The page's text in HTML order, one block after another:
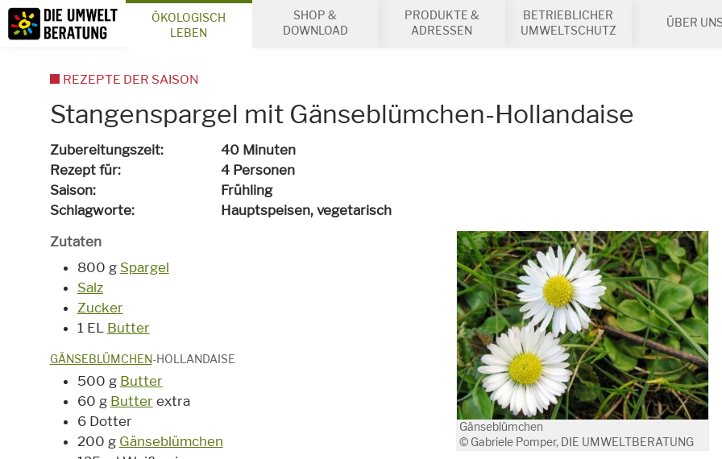
Inhalt
Suche
ÖKOLOGISCH
LEBEN
SHOP &
DOWNLOAD
PRODUKTE &
ADRESSEN
BETRIEBLICHER
UMWELTSCHUTZ
ÜBER
Stangenspargel mit Gänseblümchen-Hollandaise
Zubereitungszeit
40 Minuten
Rezept für
4 Personen
Saison
Frühling
Schlagworte
Hauptspeisen,vegetarisch
Gänseblümchen
© Gabriele Pomper, DIE UMWELTBERATUNG
Zutaten
800 g Spargel
Salz
Zucker
1 EL Butter
GÄNSEBLÜMCHEN-HOLLANDAISE
500 g Butter
60 g Butter extra
6 Dotter
200 g Gänseblümchen
REZEPTE DER SAISON